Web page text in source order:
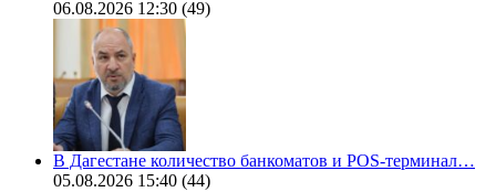
06.08.2026 12:30 (49)
В Дагестане количество банкоматов и POS-терминал…
05.08.2026 15:40 (44)